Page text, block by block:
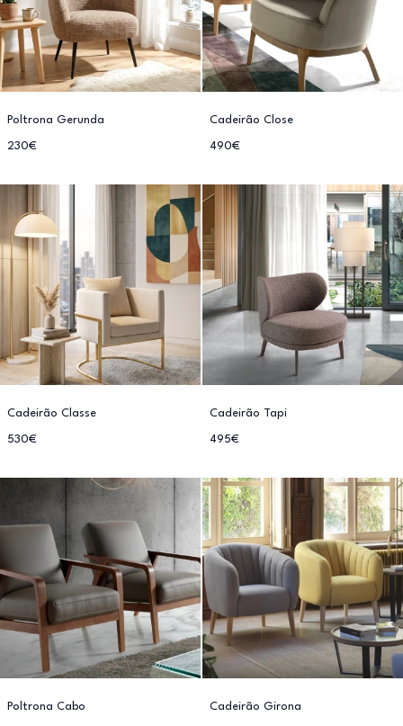
Poltrona Gerunda
230€
Cadeirão Close
490€
Cadeirão Classe
530€
Cadeirão Tapi
495€
Poltrona Cabo Cadeirão Girona